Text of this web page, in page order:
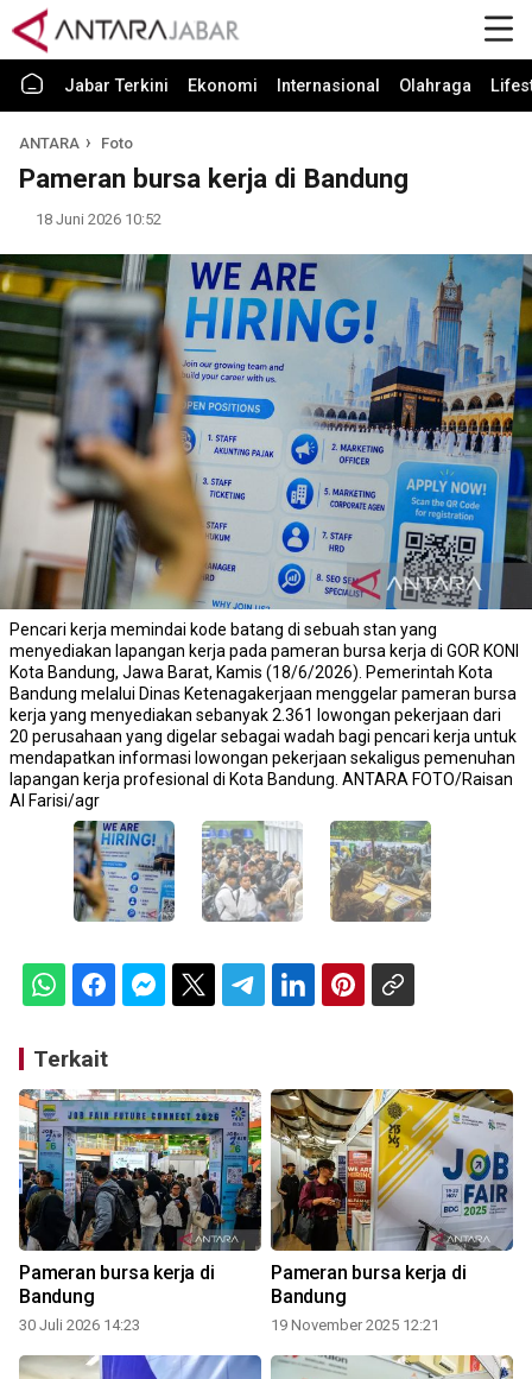
Jabar Terkini Ekonomi Internasional Olahraga
ANTARA Foto
Pameran bursa kerja di Bandung
18 Juni 2026 10:52
Pencari kerja memindai kode batang di sebuah stan yang
menyediakan lapangan kerja pada pameran bursa kerja di GOR KONI
Kota Bandung, Jawa Barat, Kamis (18/6/2026). Pemerintah Kota
Bandung melalui Dinas Ketenagakerjaan menggelar pameran bursa
kerja yang menyediakan sebanyak 2.361 lowongan pekerjaan dari
20 perusahaan yang digelar sebagai wadah bagi pencari kerja untuk
mendapatkan informasi lowongan pekerjaan sekaligus pemenuhan
lapangan kerja profesional di Kota Bandung. ANTARA FOTO/Raisan
Al Farisi/agr
Terkait
Pameran bursa kerja di
Bandung
30 Juli 2026 14:23
Pameran bursa kerja di
Bandung
19 November 2025 12:21